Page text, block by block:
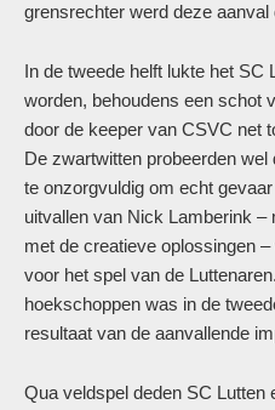
grensrechter werd deze
In de tweede helft lukte het SC
worden, behoudens een schot
door de keeper van CSVC net
De zwartwitten probeerden
te onzorgvuldig om echt
uitvallen van Nick Lamberink
met de creatieve oplossingen
voor het spel van de
hoekschoppen was in de
resultaat van de aanvallende
Qua veldspel deden SC Lutten